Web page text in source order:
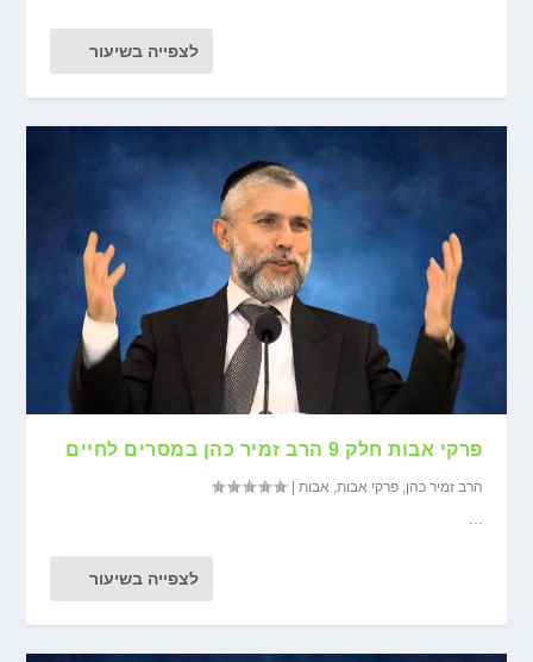
לצפייה בשיעור
פרקי אבות חלק 9 הרב זמיר כהן במסרים לחיים
הרב זמיר כהן ,פרקי אבות אבות |
לצפייה בשיעור